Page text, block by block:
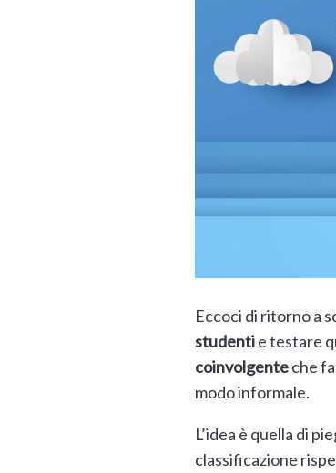
Eccoci di ritorno a
studentie testare
coinvolgenteche
modo informale.
L’idea è quella di
classificazione